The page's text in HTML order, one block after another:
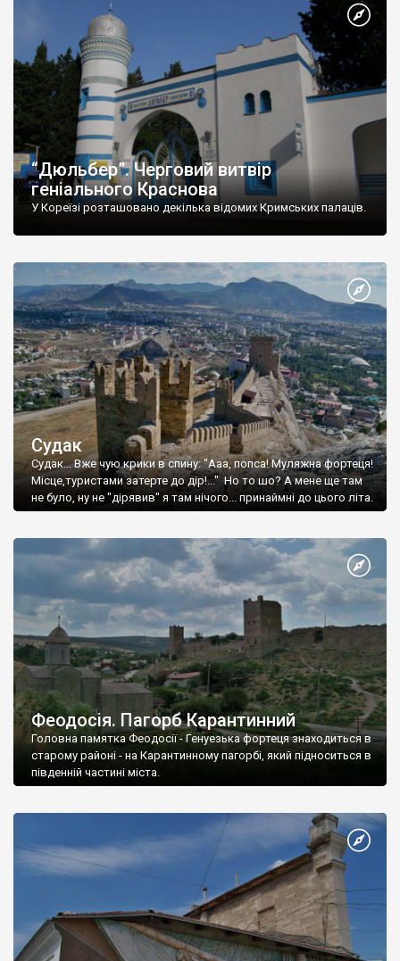
“Дюльбер”. Черговий витвір
геніального Краснова
У Кореїзі розташовано декілька відомих Кримських палаців.
Судак
Судак... Вже чую крики в спину: "Ааа, попса! Муляжна фортеця!
Місце,туристами затерте до дір!..." Но то шо? А мене ще там
не було, ну не "дірявив" я там нічого... принаймні до цього літа.
Феодосія. Пагорб Карантинний
Головна памятка Феодосії - Генуезька фортеця знаходиться в
старому районі - на Карантинному пагорбі, який підноситься в
південній частині міста.